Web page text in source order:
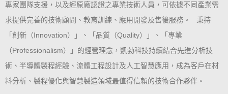
專家團隊支援，以及經原廠認證之專業技術人員，可依據不同產業需
求提供完善的技術顧問、教育訓練、應用開發及售後服務。 秉持
「創新（Innovation）」、「品質（Quality）」、「專業
（Professionalism）」的經營理念，凱勃科技持續結合先進分析技
術、半導體製程經驗、流體工程設計及人工智慧應用，成為客戶在材
料分析、製程優化與智慧製造領域最值得信賴的技術合作夥伴。